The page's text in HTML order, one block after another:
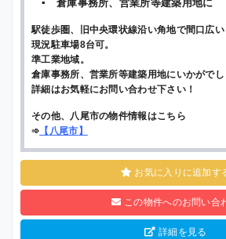
▪ 倉庫事務所、営業所等建築用地に
駅徒歩圏、旧中央環状線沿い角地で間口広い
現況駐車場8台可。
準工業地域。
倉庫事務所、営業所等建築用地にいかがでし
詳細はお気軽にお問い合わせ下さい！
その他、八尾市の物件情報はこちら
➾ 【 八尾市 】
お気に入りに追加す
この物件へのお問い合
詳細を見る